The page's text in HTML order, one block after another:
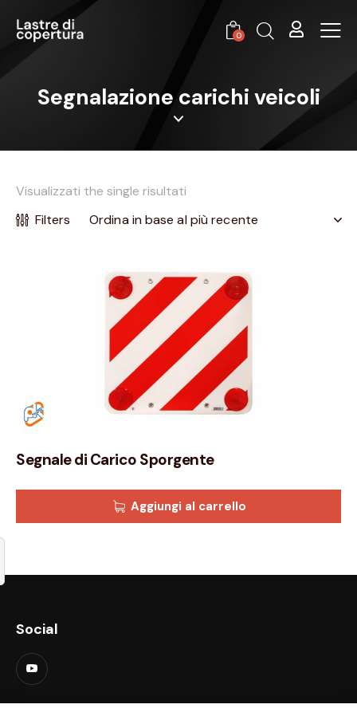
0
Segnalazione carichi veicoli
Visualizzati the single risultati
Filters
Segnale di Carico Sporgente
Aggiungi al carrello
Social